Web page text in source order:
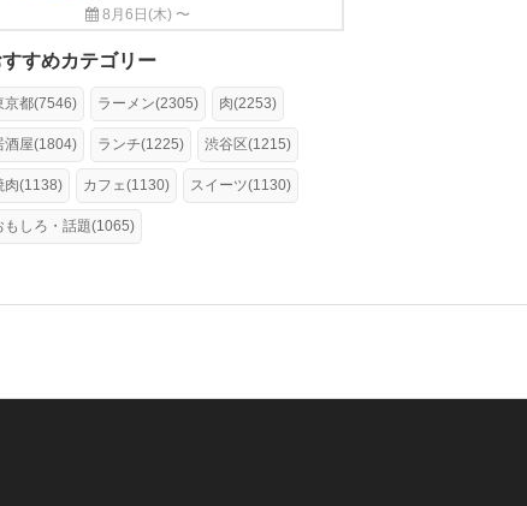
8月6日(木) 〜
すすめカテゴリー
京都(7546) ラーメン(2305) 肉(2253)
酒屋(1804) ランチ(1225) 渋谷区(1215)
肉(1138) カフェ(1130) スイーツ(1130)
もしろ・話題(1065)